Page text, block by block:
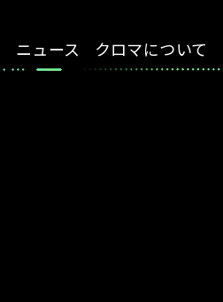
ニュース クロマについて